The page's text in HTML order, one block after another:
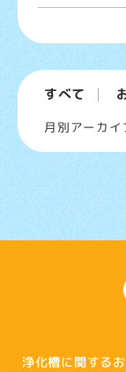
すべて
月別アーカイ
浄化槽に関する